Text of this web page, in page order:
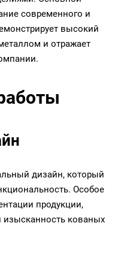
современного и
высокий
и отражает
дизайн, который
Особое
продукции,
изысканность кованых